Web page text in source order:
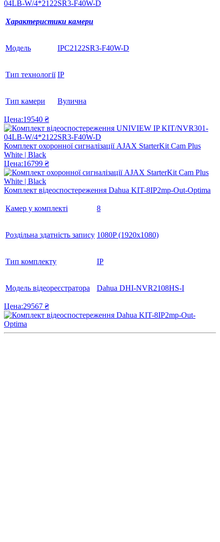
04LB-W/4*2122SR3-F40W-D
Характеристики камери
Модель IPC2122SR3-F40W-D
Тип технології IP
Тип камери Вулична
Цена:19540 ₴
Комплект охоронної сигналізації AJAX StarterKit Cam Plus
White | Black
Цена:16799 ₴
Комплект відеоспостереження Dahua KIT-8IP2mp-Out-Optima
Камер у комплекті 8
Роздільна здатність запису 1080P (1920x1080)
Тип комплекту IP
Модель відеореєстратора Dahua DHI-NVR2108HS-I
Цена:29567 ₴